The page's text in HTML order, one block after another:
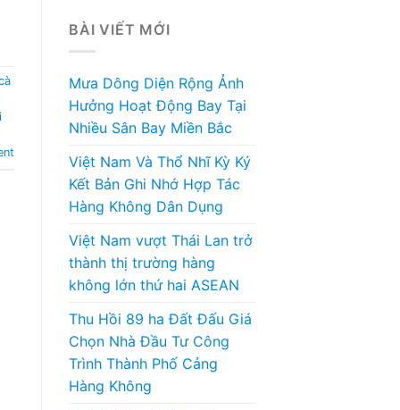
BÀI VIẾT MỚI
Mưa Dông Diện Rộng Ảnh
Hưởng Hoạt Động Bay Tại
Nhiều Sân Bay Miền Bắc
Việt Nam Và Thổ Nhĩ Kỳ Ký
Kết Bản Ghi Nhớ Hợp Tác
Hàng Không Dân Dụng
Việt Nam vượt Thái Lan trở
thành thị trường hàng
không lớn thứ hai ASEAN
Thu Hồi 89 ha Đất Đấu Giá
Chọn Nhà Đầu Tư Công
Trình Thành Phố Cảng
Hàng Không